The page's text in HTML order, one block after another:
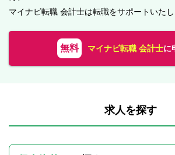
マイナビ転職 会計士は転職をサポートいたし
無料 マイナビ転職 会計士に
求人を探す